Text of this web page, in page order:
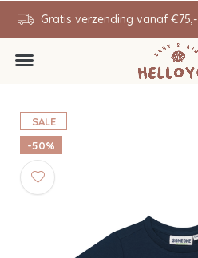
Gratis verzending vanaf €75,-
SALE
-50%